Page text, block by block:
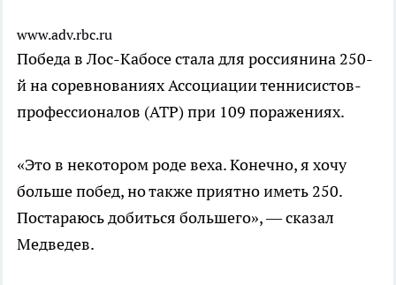
www.adv.rbc.ru
Победа в Лос-Кабосе стала для россиянина 250-
й на соревнованиях Ассоциации теннисистов-
профессионалов (ATP) при 109 поражениях.
«Это в некотором роде веха. Конечно, я хочу
больше побед, но также приятно иметь 250.
Постараюсь добиться большего», — сказал
Медведев.